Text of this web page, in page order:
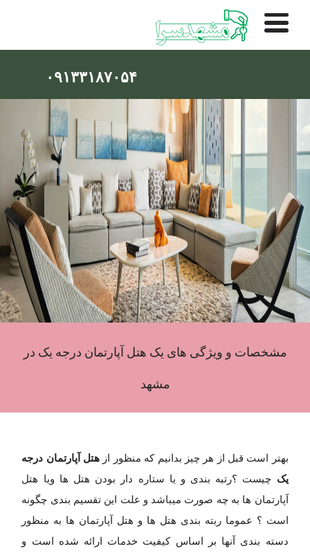
۰۹۱۳۳۱۸۷۰۵۴
مشخصات و ویژگی های یک هتل آپارتمان درجه یک در
مشهد
بهتر است قبل از هر چیز بدانیم که منظور از هتل آپارتمان درجه
یک چیست ؟رتبه بندی و یا ستاره دار بودن هتل ها ویا هتل
آپارتمان ها به چه صورت میباشد و علت این تقسیم بندی چگونه
است ؟ عموما ربته بندی هتل ها و هتل آپارتمان ها به منظور
دسته بندی آنها بر اساس کیفیت خدمات ارائه شده است و